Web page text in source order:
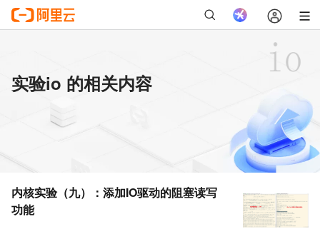
实验io 的相关内容
内核实验（九）：添加IO驱动的阻塞读写
功能